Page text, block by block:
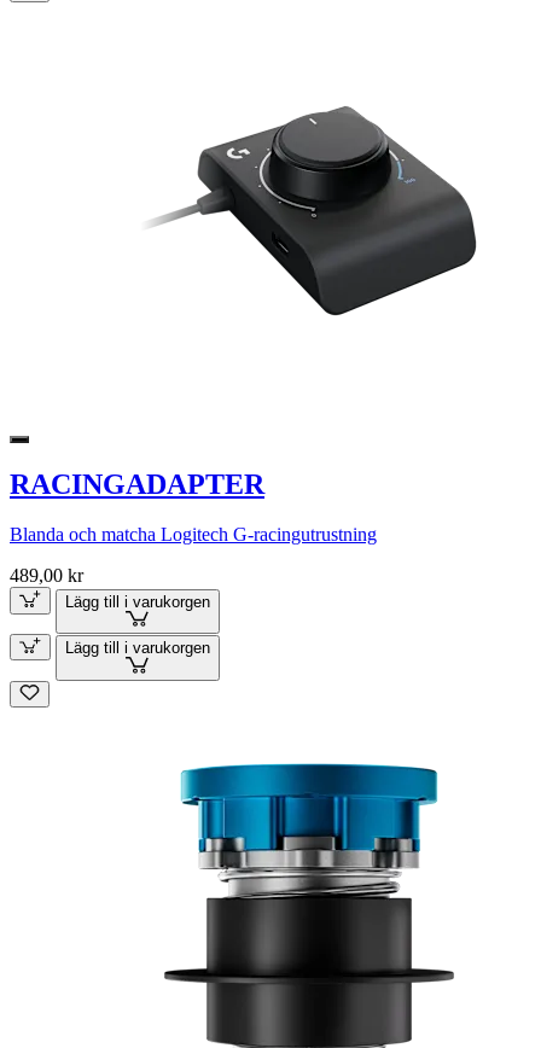
RACINGADAPTER
Blanda och matcha Logitech G-racingutrustning
489,00 kr
Lägg till i varukorgen
Lägg till i varukorgen